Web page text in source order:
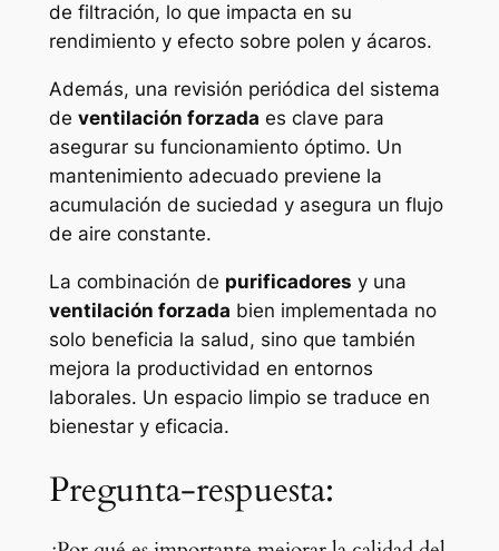
de filtración, lo que impacta en su
rendimiento y efecto sobre polen y ácaros.
Además, una revisión periódica del sistema
de ventilación forzada es clave para
asegurar su funcionamiento óptimo. Un
mantenimiento adecuado previene la
acumulación de suciedad y asegura un flujo
de aire constante.
La combinación de purificadores y una
ventilación forzada bien implementada no
solo beneficia la salud, sino que también
mejora la productividad en entornos
laborales. Un espacio limpio se traduce en
bienestar y eficacia.
Pregunta-respuesta: